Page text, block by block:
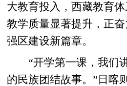
大教育投入，西藏教育
教学质量显著提升，正
强区建设新篇章。
“开学第一课，我们讲
的民族团结故事。”日喀